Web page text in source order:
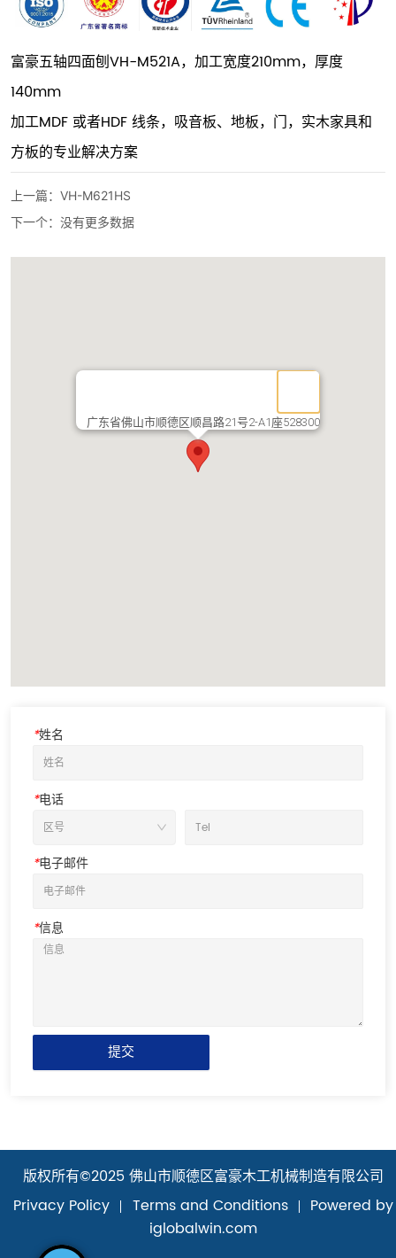
富豪五轴四面刨VH-M521A，加工宽度210mm，厚度
140mm
加工MDF 或者HDF 线条，吸音板、地板，门，实木家具和
方板的专业解决方案
上一篇：VH-M621HS
下一个：没有更多数据
广东省佛山市顺德区顺昌路21号2-A1座528300
*姓名
*电话
*电子邮件
*信息
提交
版权所有©2025 佛山市顺德区富豪木工机械制造有限公司
Privacy Policy
Terms and Conditions
Powered by
iglobalwin.com